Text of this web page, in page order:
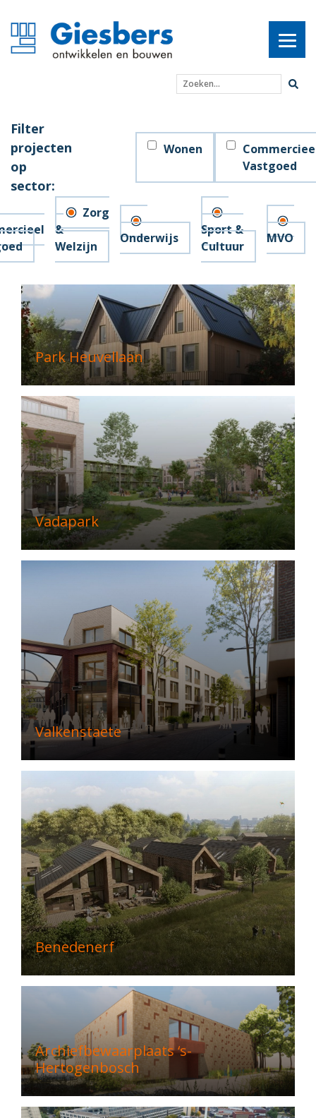
Zoeken...
Filter
projecten
op
sector:
Wonen
Vastgoed
Zorg
&
Welzijn
Onderwijs
Sport &
Cultuur
MVO
Park Heuvellaan
Vadapark
Valkenstaete
Benedenerf
Archiefbewaarplaats ‘s-
Hertogenbosch